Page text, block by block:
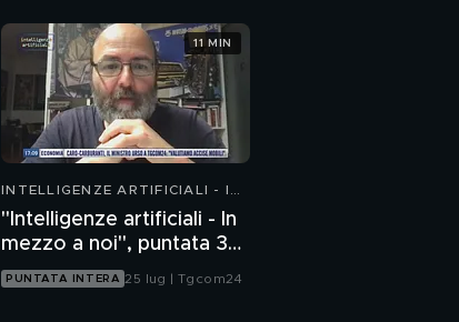
INTELLIGENZE ARTIFICIALI - IN
"Intelligenze artificiali - In
mezzo a noi", puntata 35:
il progetto Glasswing
PUNTATA INTERA 25 lug | Tgcom24
11 MIN